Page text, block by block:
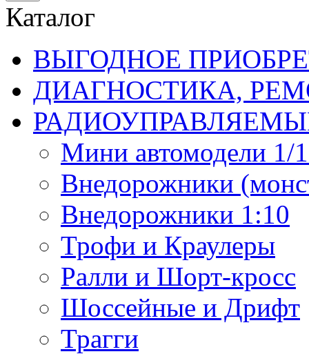
Каталог
ВЫГОДНОЕ
ДИАГНОСТИКА,
Мини автомодели 1/
Внедорожники
Внедорожники 1:10
Трофи и Краулеры
Ралли и Шорт-кросс
Шоссейные и Дрифт
Трагги